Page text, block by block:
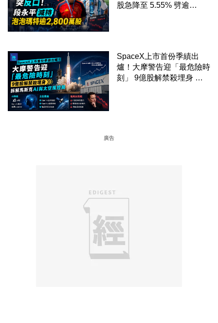
股急降至 5.55% 劈逾
SpaceX上市首份季績出
爐！大摩警告迎「最危險時
刻」 9億股解禁殺埋身 拆
廣告